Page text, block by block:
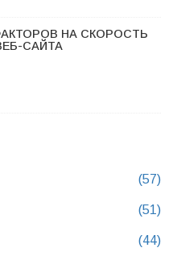
НА СКОРОСТЬ
САЙТА
(57)
(51)
(44)